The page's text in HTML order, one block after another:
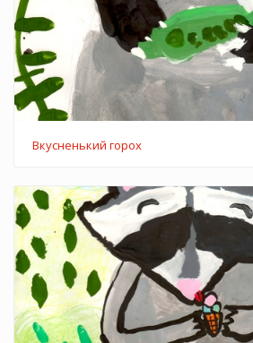
Вкусненький горох